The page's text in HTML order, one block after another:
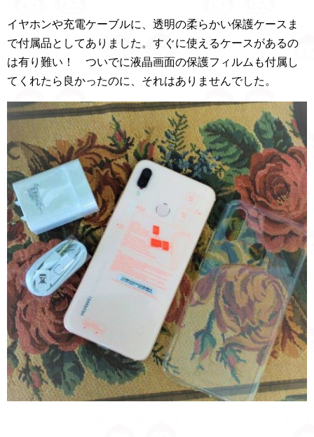
イヤホンや充電ケーブルに、透明の柔らかい保護ケースま
で付属品としてありました。すぐに使えるケースがあるの
は有り難い！ ついでに液晶画面の保護フィルムも付属し
てくれたら良かったのに、それはありませんでした。